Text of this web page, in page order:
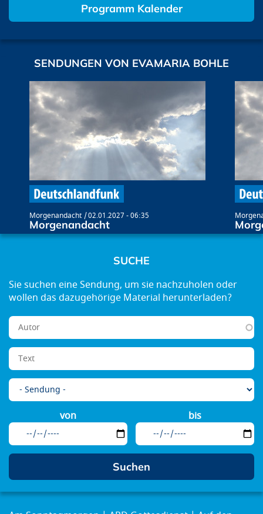
Programm Kalender
SENDUNGEN VON EVAMARIA BOHLE
Morgenandacht 02.01.2027 - 06:35
Morgenandacht
SUCHE
von bis